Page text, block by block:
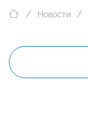
Новости